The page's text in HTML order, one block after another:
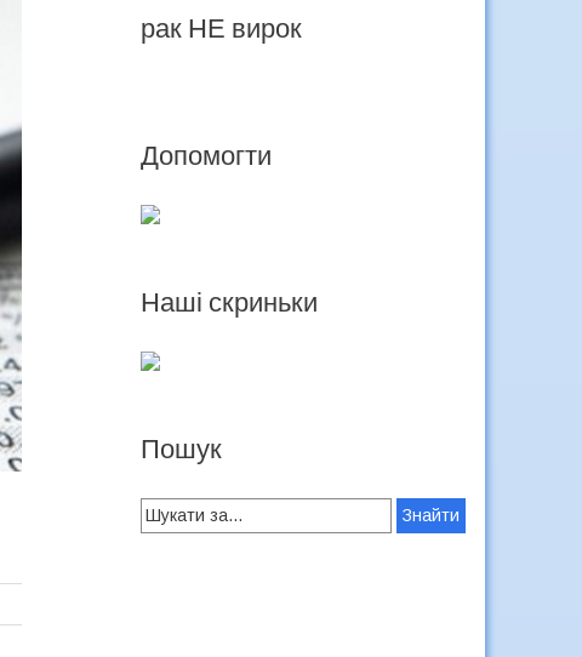
рак НЕ вирок
Допомогти
Наші скриньки
Пошук
Search
for: